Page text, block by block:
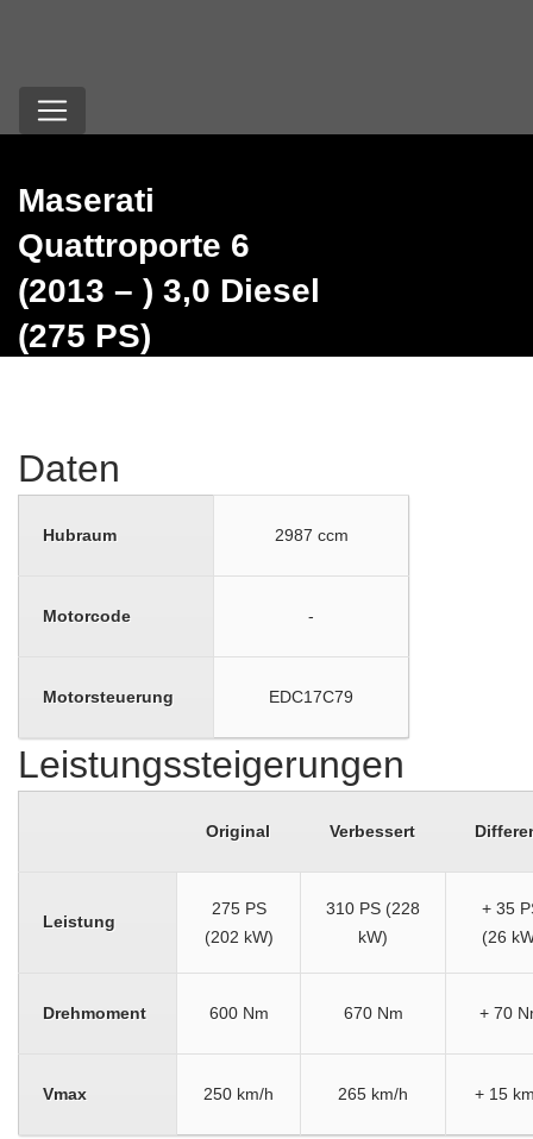
Maserati
Quattroporte 6
(2013 – ) 3,0 Diesel
(275 PS)
Daten
Hubraum 2987 ccm
Motorcode -
Motorsteuerung EDC17C79
Leistungssteigerungen
Original Verbessert
Leistung
275 PS
(202 kW)
310 PS (228
kW)
+ 35
(26
Drehmoment 600 Nm 670 Nm + 70
Vmax 250 km/h 265 km/h + 15